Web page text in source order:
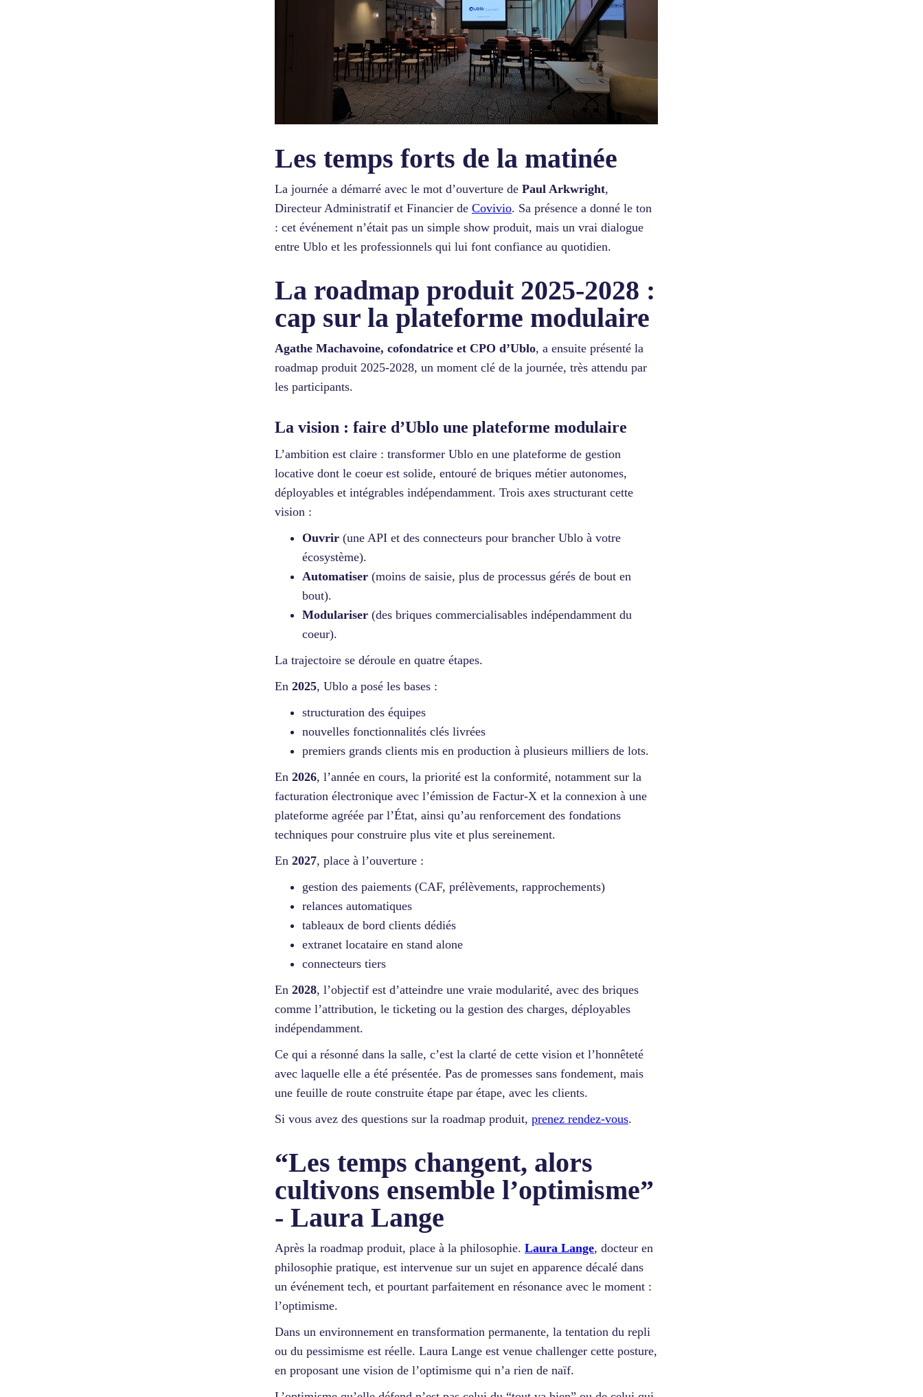
Les temps forts de la matinée
La journée a démarré avec le mot d’ouverture de Paul Arkwright,
Directeur Administratif et Financier de Covivio. Sa présence a donné le ton
: cet événement n’était pas un simple show produit, mais un vrai dialogue
entre Ublo et les professionnels qui lui font confiance au quotidien.
La roadmap produit 2025-2028 :
cap sur la plateforme modulaire
Agathe Machavoine, cofondatrice et CPO d’Ublo, a ensuite présenté la
roadmap produit 2025-2028, un moment clé de la journée, très attendu par
les participants.
La vision : faire d’Ublo une plateforme modulaire
L’ambition est claire : transformer Ublo en une plateforme de gestion
locative dont le coeur est solide, entouré de briques métier autonomes,
déployables et intégrables indépendamment. Trois axes structurant cette
vision :
Ouvrir (une API et des connecteurs pour brancher Ublo à votre
écosystème).
Automatiser (moins de saisie, plus de processus gérés de bout en
bout).
Modulariser (des briques commercialisables indépendamment du
coeur).
La trajectoire se déroule en quatre étapes.
En 2025, Ublo a posé les bases :
structuration des équipes
nouvelles fonctionnalités clés livrées
premiers grands clients mis en production à plusieurs milliers de lots.
En 2026, l’année en cours, la priorité est la conformité, notamment sur la
facturation électronique avec l’émission de Factur-X et la connexion à une
plateforme agréée par l’État, ainsi qu’au renforcement des fondations
techniques pour construire plus vite et plus sereinement.
En 2027, place à l’ouverture :
gestion des paiements (CAF, prélèvements, rapprochements)
relances automatiques
tableaux de bord clients dédiés
extranet locataire en stand alone
connecteurs tiers
En 2028, l’objectif est d’atteindre une vraie modularité, avec des briques
comme l’attribution, le ticketing ou la gestion des charges, déployables
indépendamment.
Ce qui a résonné dans la salle, c’est la clarté de cette vision et l’honnêteté
avec laquelle elle a été présentée. Pas de promesses sans fondement, mais
une feuille de route construite étape par étape, avec les clients.
Si vous avez des questions sur la roadmap produit, prenez rendez-vous.
“Les temps changent, alors
cultivons ensemble l’optimisme”
- Laura Lange
Après la roadmap produit, place à la philosophie. Laura Lange, docteur en
philosophie pratique, est intervenue sur un sujet en apparence décalé dans
un événement tech, et pourtant parfaitement en résonance avec le moment :
l’optimisme.
Dans un environnement en transformation permanente, la tentation du repli
ou du pessimisme est réelle. Laura Lange est venue challenger cette posture,
en proposant une vision de l’optimisme qui n’a rien de naïf.